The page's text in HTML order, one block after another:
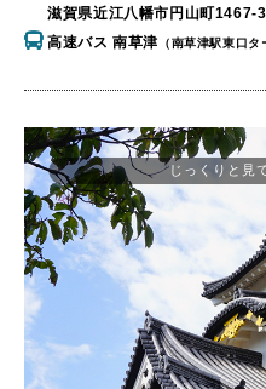
滋賀県近江八幡市円山町1467-3
高速バス 南草津 （南草津駅東口タ
じっくりと見